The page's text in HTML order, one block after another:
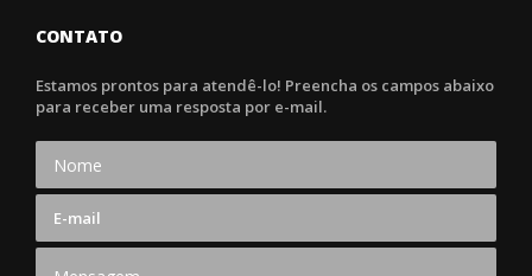
CONTATO
Estamos prontos para atendê-lo! Preencha os campos abaixo
para receber uma resposta por e-mail.